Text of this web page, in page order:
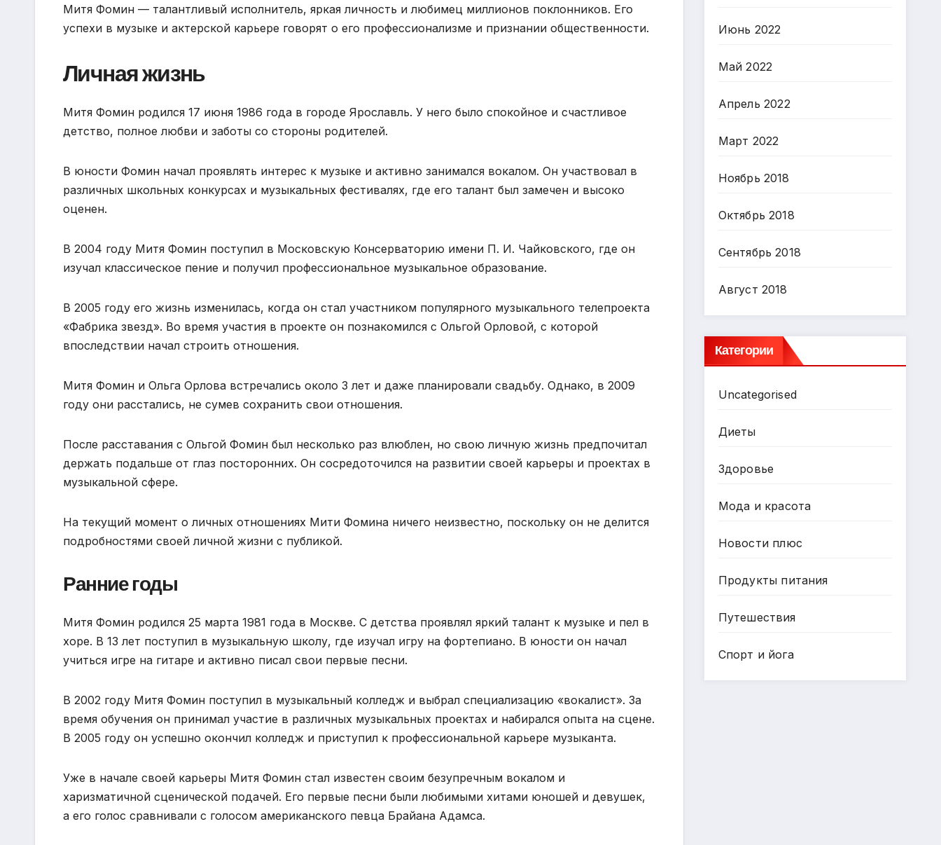
Митя Фомин — талантливый исполнитель, яркая личность и любимец миллионов поклонников. Его
успехи в музыке и актерской карьере говорят о его профессионализме и признании общественности.
Личная жизнь
Митя Фомин родился 17 июня 1986 года в городе Ярославль. У него было спокойное и счастливое
детство, полное любви и заботы со стороны родителей.
В юности Фомин начал проявлять интерес к музыке и активно занимался вокалом. Он участвовал в
различных школьных конкурсах и музыкальных фестивалях, где его талант был замечен и высоко
оценен.
В 2004 году Митя Фомин поступил в Московскую Консерваторию имени П. И. Чайковского, где он
изучал классическое пение и получил профессиональное музыкальное образование.
В 2005 году его жизнь изменилась, когда он стал участником популярного музыкального телепроекта
«Фабрика звезд». Во время участия в проекте он познакомился с Ольгой Орловой, с которой
впоследствии начал строить отношения.
Митя Фомин и Ольга Орлова встречались около 3 лет и даже планировали свадьбу. Однако, в 2009
году они расстались, не сумев сохранить свои отношения.
После расставания с Ольгой Фомин был несколько раз влюблен, но свою личную жизнь предпочитал
держать подальше от глаз посторонних. Он сосредоточился на развитии своей карьеры и проектах в
музыкальной сфере.
На текущий момент о личных отношениях Мити Фомина ничего неизвестно, поскольку он не делится
подробностями своей личной жизни с публикой.
Ранние годы
Митя Фомин родился 25 марта 1981 года в Москве. С детства проявлял яркий талант к музыке и пел в
хоре. В 13 лет поступил в музыкальную школу, где изучал игру на фортепиано. В юности он начал
учиться игре на гитаре и активно писал свои первые песни.
В 2002 году Митя Фомин поступил в музыкальный колледж и выбрал специализацию «вокалист». За
время обучения он принимал участие в различных музыкальных проектах и набирался опыта на сцене.
В 2005 году он успешно окончил колледж и приступил к профессиональной карьере музыканта.
Уже в начале своей карьеры Митя Фомин стал известен своим безупречным вокалом и
харизматичной сценической подачей. Его первые песни были любимыми хитами юношей и девушек,
а его голос сравнивали с голосом американского певца Брайана Адамса.
Июнь 2022
Май 2022
Апрель 2022
Март 2022
Ноябрь 2018
Октябрь 2018
Сентябрь 2018
Август 2018
Категории
Uncategorised
Диеты
Здоровье
Мода и красота
Новости плюс
Продукты питания
Путешествия
Спорт и йога